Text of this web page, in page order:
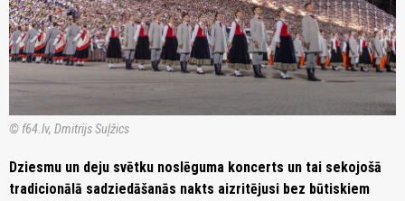
© f64.lv, Dmitrijs Suļžics
Dziesmu un deju svētku noslēguma koncerts un tai sekojošā
tradicionālā sadziedāšanās nakts aizritējusi bez būtiskiem